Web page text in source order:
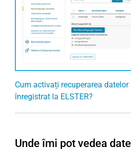
Cum activați recuperarea
înregistrat la ELSTER?
Unde îmi pot vedea